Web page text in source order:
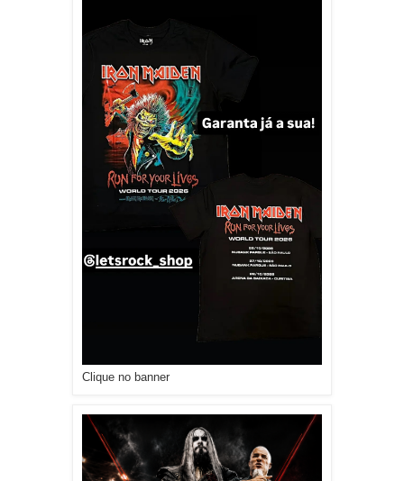
Clique no banner